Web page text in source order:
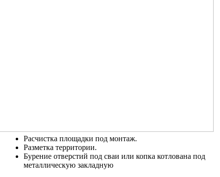
Расчистка площадки под монтаж.
Разметка территории.
Бурение отверстий под сваи или копка котлована под
металлическую закладную